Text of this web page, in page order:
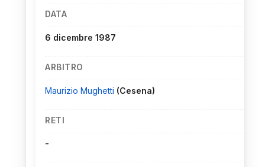
DATA
6 dicembre 1987
ARBITRO
Maurizio Mughetti (Cesena)
RETI
-